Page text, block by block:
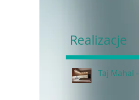
Realizacje
Taj Mahal